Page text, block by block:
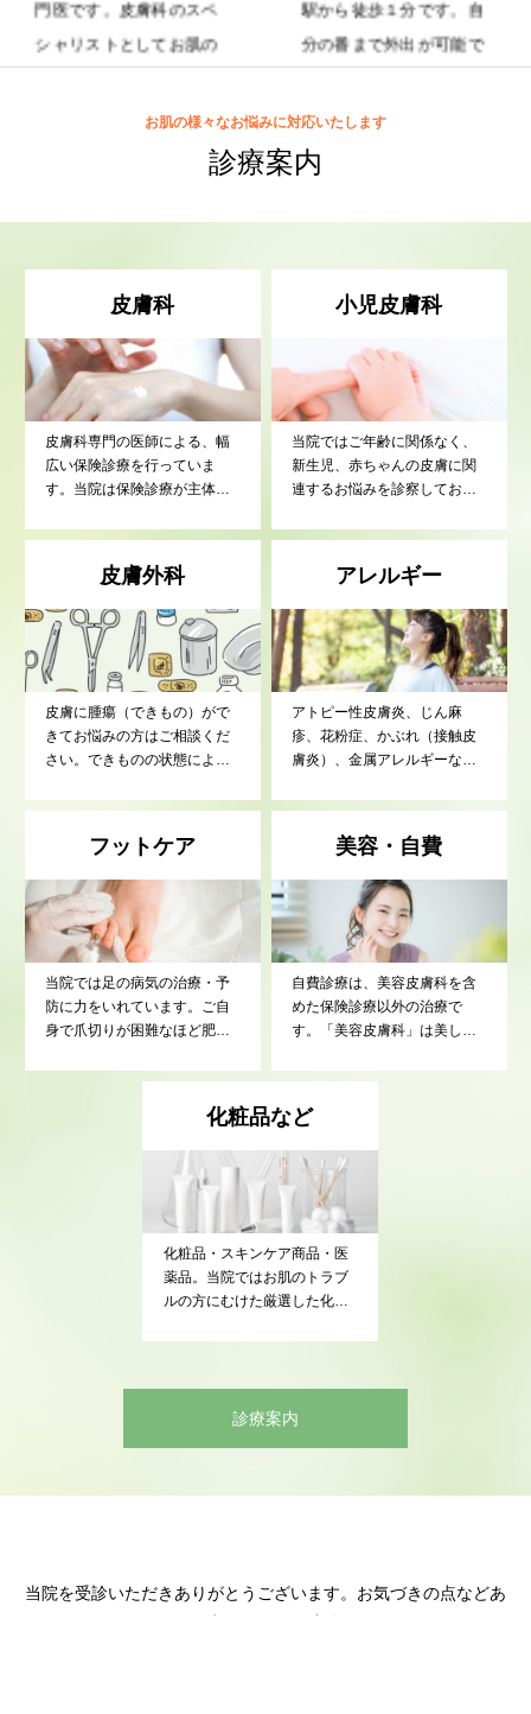
門医です。皮膚科のスペ
シャリストとしてお肌の
駅から徒歩１分です。自
分の番まで外出が可能で
お肌の様々なお悩みに対応いたします
診療案内
皮膚科
皮膚科専門の医師による、幅
広い保険診療を行っていま
す。当院は保険診療が主体の
まのお肌の健康を支えます。
こんなことを相談してもいい
のだろうかと受診をためらわ
れる人、市販のお薬を何とな
く使用している人、様々な方
がいらっしゃると思います。
「お肌のことで困ったら、ま
ずは『東小金井うえだ皮ふ
科』へ行ってみよう」と、地
域の皆さまに一番に思い出し
います。皮膚の病気は、目に
その種類も非常に多岐にわた
でも構いません。「こんなこ
とで受診してもいいのか
な？」と迷わず、どうぞ安心
してお聞かせください。
小児皮膚科
当院ではご年齢に関係なく、
新生児、赤ちゃんの皮膚に関
連するお悩みを診察しており
談ください。新生児、赤ちゃ
んの皮膚疾患は、成人とは異
なるところも多くございま
す。院長が務めていた中核病
院・大学病院では、年齢に関
係なく新生児、赤ちゃんの診
察・治療を行ってきました。
皆さまが安心して治療を受け
ていただけるようスタッフ一
同がんばっています。
皮膚外科
皮膚に腫瘍（できもの）がで
きてお悩みの方はご相談くだ
さい。できものの状態によ
方法を選択いたします。クリ
つきましては、大学病院や地
域の中核病院をご紹介いたし
ます。
アレルギー
アトピー性皮膚炎、じん麻
疹、花粉症、かぶれ（接触皮
膚炎）、金属アレルギーなど
患を治療いたします。
フットケア
当院では足の病気の治療・予
防に力をいれています。ご自
身で爪切りが困難なほど肥厚
す。ご相談ください。
美容・自費
自費診療は、美容皮膚科を含
めた保険診療以外の治療で
す。「美容皮膚科」は美しい
は病気の治療ではないため、
負担）となりますが、お一人
お悩みのお悩みに合わせたケ
アをご提案いたします。
化粧品など
化粧品・スキンケア商品・医
薬品。当院ではお肌のトラブ
ルの方にむけた厳選した化粧
診療案内
当院を受診いただきありがとうございます。お気づきの点などあ